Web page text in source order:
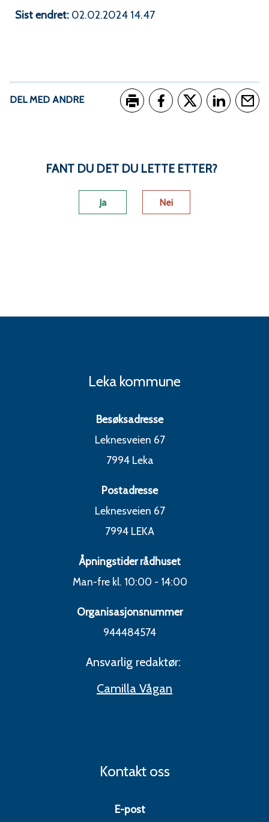
Sist endret 02.02.2024 14.47
DEL MED ANDRE
FANT DU DET DU LETTE ETTER?
Ja Nei
Leka kommune
Besøksadresse
Leknesveien 67
7994 Leka
Postadresse
Leknesveien 67
7994 LEKA
Åpningstider rådhuset
Man-fre kl. 10:00 - 14:00
Organisasjonsnummer
944484574
Ansvarlig redaktør:
Camilla Vågan
Kontakt oss
E-post